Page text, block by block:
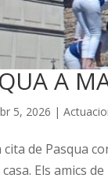
A
5, 2026 |
cita de Pasqua
Els amics